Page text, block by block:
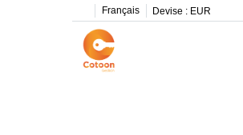
Français Devise : EUR